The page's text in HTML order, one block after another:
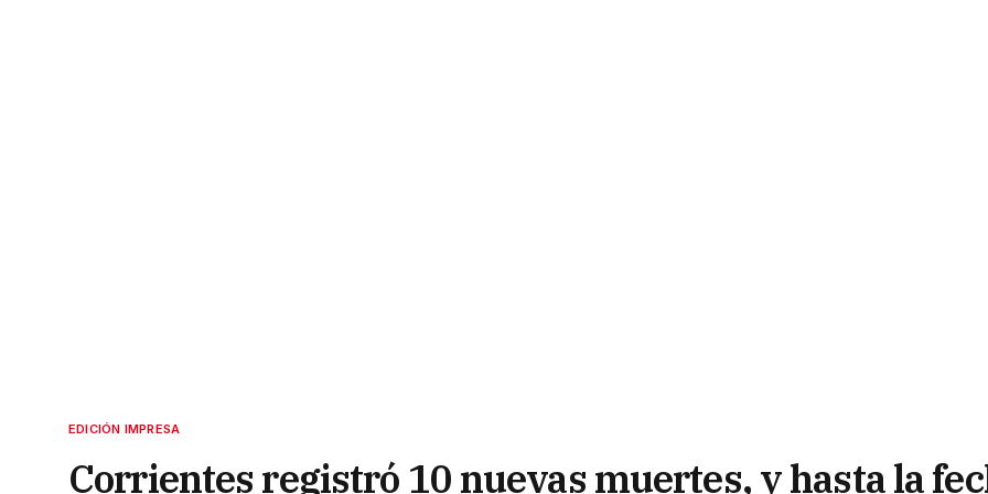
EDICIÓN IMPRESA
Corrientes registró 10 nuevas muertes, y hasta la